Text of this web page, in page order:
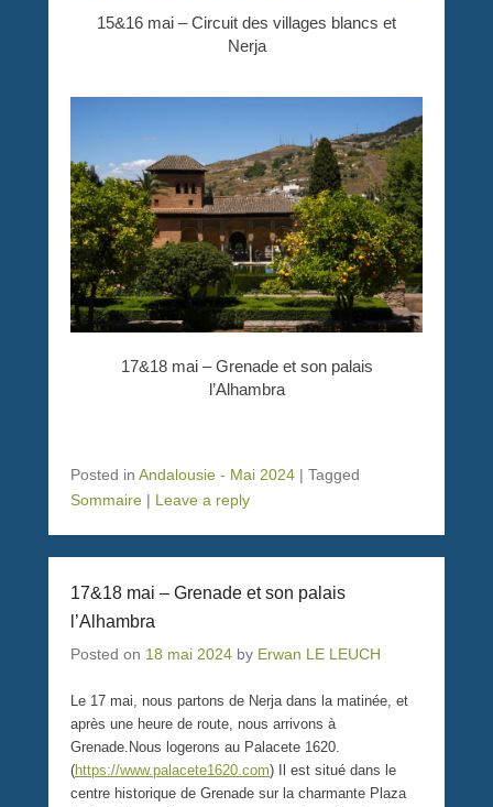
15&16 mai – Circuit des villages blancs et
Nerja
17&18 mai – Grenade et son palais
l’Alhambra
Posted in Andalousie - Mai 2024 | Tagged
Sommaire | Leave a reply
17&18 mai – Grenade et son palais
l’Alhambra
Posted on 18 mai 2024 by Erwan LE LEUCH
Le 17 mai, nous partons de Nerja dans la matinée, et
après une heure de route, nous arrivons à
Grenade.Nous logerons au Palacete 1620.
(https://www.palacete1620.com) Il est situé dans le
centre historique de Grenade sur la charmante Plaza